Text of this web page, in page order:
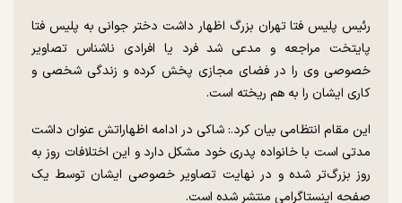
رئیس پلیس فتا تهران بزرگ اظهار داشت دختر جوانی به پلیس فتا
پایتخت مراجعه و مدعی شد فرد یا افرادی ناشناس تصاویر
خصوصی وی را در فضای مجازی پخش کرده و زندگی شخصی و
کاری ایشان را به هم ریخته است.
این مقام انتظامی بیان کرد.: شاکی در ادامه اظهاراتش عنوان داشت
مدتی است با خانواده پدری خود مشکل دارد و این اختلافات روز به
روز بزرگ‌تر شده و در نهایت تصاویر خصوصی ایشان توسط یک
صفحه اینستاگرامی منتشر شده است.